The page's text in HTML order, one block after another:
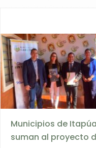
Municipios de
suman al proyecto